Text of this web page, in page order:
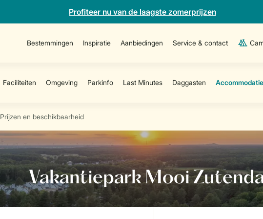
Profiteer nu van de laagste zomerprijzen
Bestemmingen Inspiratie Aanbiedingen Service & contact
Prijzen en beschikbaarheid